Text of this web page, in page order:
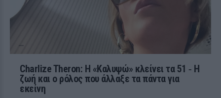
Charlize Theron: Η «Καλυψώ» κλείνει τα 51 ‑ H
ζωή και ο ρόλος που άλλαξε τα πάντα για
εκείνη